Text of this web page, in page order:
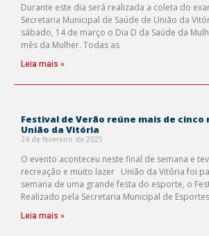
Durante este dia será realizada a coleta do
Secretaria Municipal de Saúde de União da
sábado, 14 de março o Dia D da Saúde da
mês da Mulher. Todas as
Leia mais »
Festival de Verão reúne mais de cinco
União da Vitória
24 de fevereiro de 2025
O evento aconteceu neste final de semana e
recreação e muito lazer União da Vitória foi
semana de uma grande festa do esporte, o
Realizado pela Secretaria Municipal de
Leia mais »